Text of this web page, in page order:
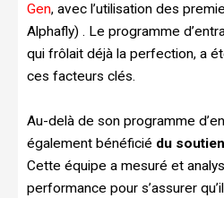
Gen, avec l’utilisation des
Alphafly) . Le programme
qui frôlait déjà la perfection, a
ces facteurs clés.
Au-delà de son programme
également bénéficié du
Cette équipe a mesuré et
performance pour s’assurer